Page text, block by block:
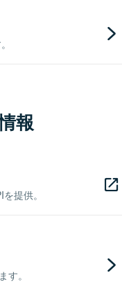
報
提供。
。